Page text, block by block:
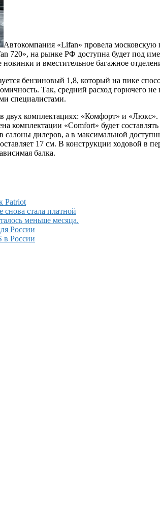
Автокомпания «Lifan» провела московскую
720», на рынке РФ доступна будет под
и вместительное багажное
бензиновый 1,8, который на пике
Так, средний расход горючего
специалистами.
двух комплектациях: «Комфорт» и
комплектации «Comfort» будет
дилеров, а в максимальной
17 см. В конструкции ходовой в
балка.
Patriot
стала платной
меньше месяца.
России
в России